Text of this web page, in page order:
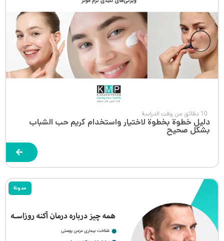
10 دقائق من وقت الدراسة
دليل خطوة بخطوة لاختيار واستخدام كريم حب الشباب
بشكل صحيح
مدونة